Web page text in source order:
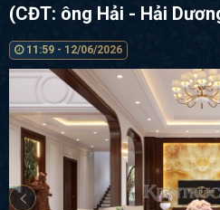
(CĐT: ông Hải - Hải
11:59 - 12/06/2026